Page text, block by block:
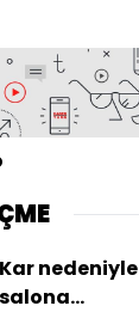
Kar nedeniyle
salona